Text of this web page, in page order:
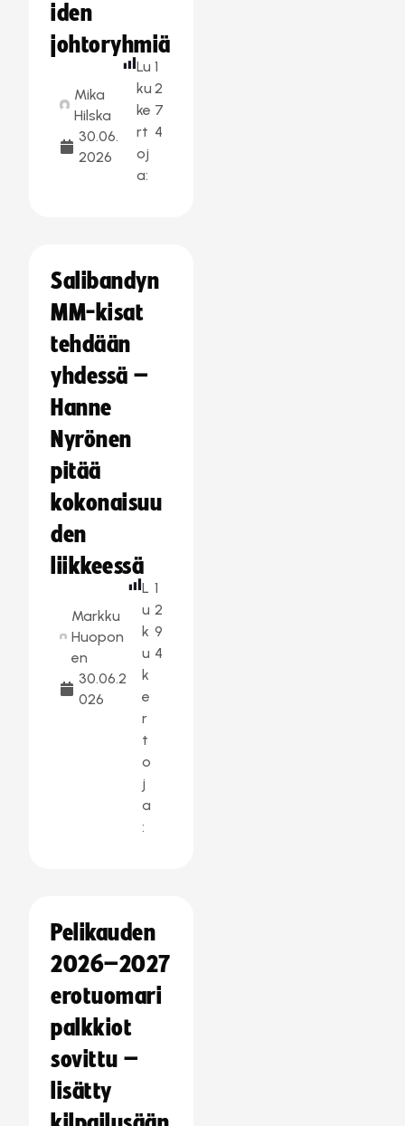
iden
johtoryhmiä
Mika
Hilska
30.06.
2026
Lu
ku
ke
rt
oj
a:
1
2
7
4
Salibandyn
MM-kisat
tehdään
yhdessä –
Hanne
Nyrönen
pitää
kokonaisuu
den
liikkeessä
Markku
Huopon
en
30.06.2
026
L
u
k
u
k
e
r
t
o
j
a
:
1
2
9
4
Pelikauden
2026–2027
erotuomari
palkkiot
sovittu –
lisätty